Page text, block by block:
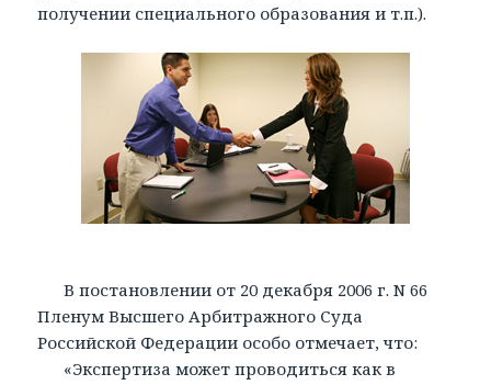
получении специального образования и т.п.).
В постановлении от 20 декабря 2006 г. N 66
Пленум Высшего Арбитражного Суда
Российской Федерации особо отмечает, что:
«Экспертиза может проводиться как в